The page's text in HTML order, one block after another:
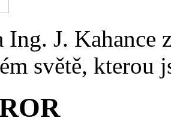
Ing. J.
světě, kterou